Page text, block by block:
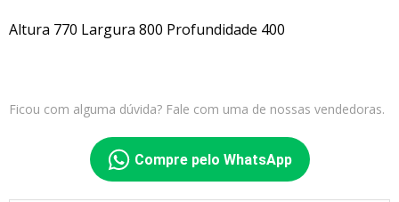
Altura 770 Largura 800 Profundidade 400
Ficou com alguma dúvida? Fale com uma de nossas vendedoras.
Compre pelo WhatsApp